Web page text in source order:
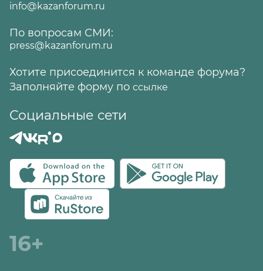
info@kazanforum.ru
По вопросам СМИ:
press@kazanforum.ru
Хотите присоединится к команде форума?
Заполняйте форму по ссылке
Социальные сети
16+